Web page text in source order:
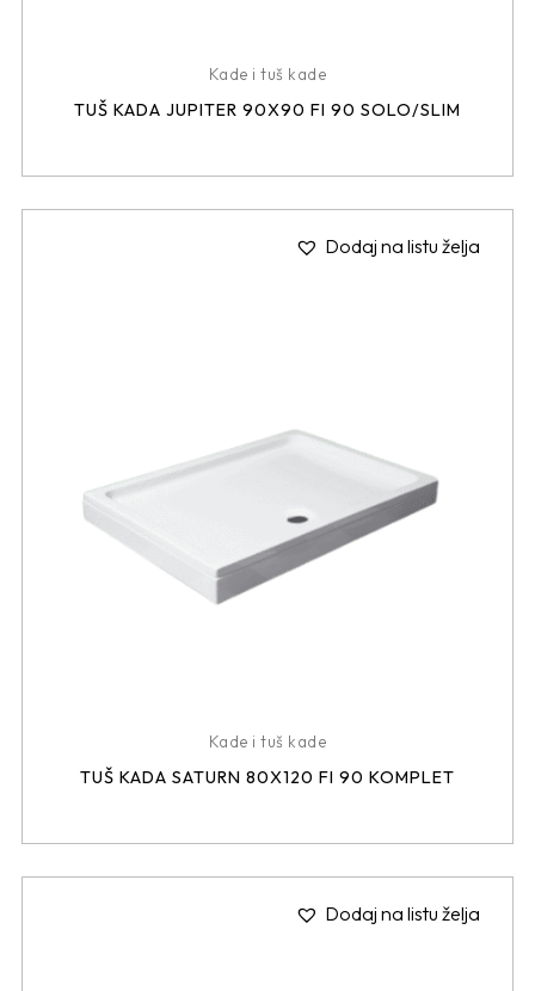
Kade i tuš kade
TUŠ KADA JUPITER 90X90 FI 90 SOLO/SLIM
Dodaj na listu želja
Kade i tuš kade
TUŠ KADA SATURN 80X120 FI 90 KOMPLET
Dodaj na listu želja